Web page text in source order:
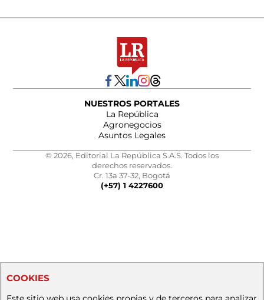
NUESTROS PORTALES
La República
Agronegocios
Asuntos Legales
© 2026, Editorial La República S.A.S. Todos los
derechos reservados.
Cr. 13a 37-32, Bogotá
(+57) 1 4227600
COOKIES